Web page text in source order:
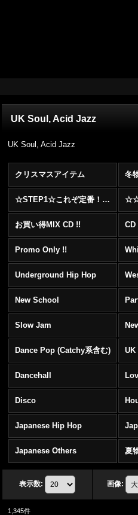
UK Soul, Acid Jazz
UK Soul, Acid Jazz
クリスマスアイテム 冬
☆STEP1☆これぞ定番！！まずはここから！2000年代R&BフロアヒットBest 100 !!!
お買い得MIX CD !!
Promo Only !!
Underground Hip Hop
New School
Slow Jam
Dance Pop (Catchy系含む) UK
Dancehall
Disco
Japanese Hip Hop
Japanese Others 夏
表示数: 画像:
1,345件